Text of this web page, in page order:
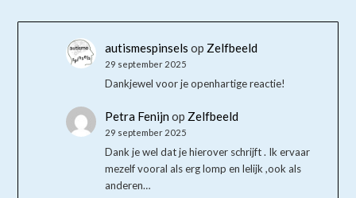
autismespinsels op Zelfbeeld
29 september 2025
Dankjewel voor je openhartige reactie!
Petra Fenijnop Zelfbeeld
29 september 2025
Dank je wel dat je hierover schrijft . Ik ervaar
mezelf vooral als erg lomp en lelijk ,ook als
anderen…